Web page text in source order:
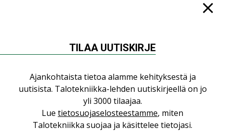
saman katon alle”
Sähköistyminen kasvaa voimakkaasti:
”Tulevat kilpailuedut syntyvät, kun
erilliset teknologiat tuodaan yhteen”
AJANKOHTAISTA,TILAAJILLE
TILAA UUTISKIRJE
Ajankohtaista tietoa alamme kehityksestä ja
uutisista. Talotekniikka-lehden uutiskirjeellä on jo
yli 3000 tilaajaa.
Lue tietosuojaselosteestamme, miten
Talotekniikka suojaa ja käsittelee tietojasi.